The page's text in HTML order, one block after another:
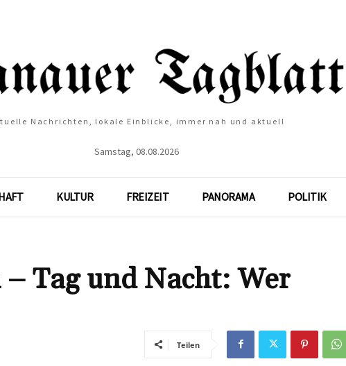
Nachrichten, lokale Einblicke, immer nah und aktuell
Samstag, 08.08.2026
KULTUR FREIZEIT PANORAMA POLITIK
Tag und Nacht: Wer
Teilen